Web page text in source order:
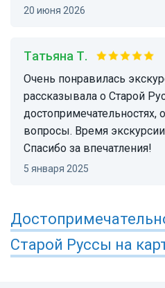
20 июня 2026
Татьяна Т.
Очень понравилась экскурсия. Ирина интересно
рассказывала о Старой
достопримечательностях,
вопросы. Время
Спасибо за впечатления!
5 января 2025
Старой Руссы на